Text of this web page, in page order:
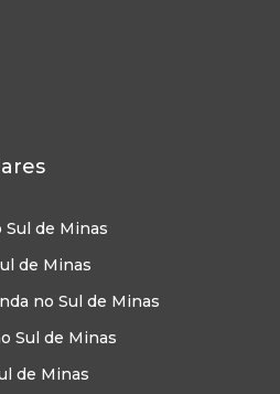
Sul de Minas
de Minas
no Sul de Minas
Sul de Minas
de Minas